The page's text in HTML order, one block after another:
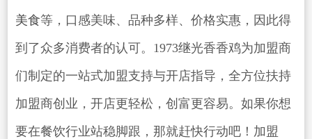
美食等，口感美味、品种多样、价格实惠，因此得
到了众多消费者的认可。1973继光香香鸡为加盟商
们制定的一站式加盟支持与开店指导，全方位扶持
加盟商创业，开店更轻松，创富更容易。如果你想
要在餐饮行业站稳脚跟，那就赶快行动吧！加盟